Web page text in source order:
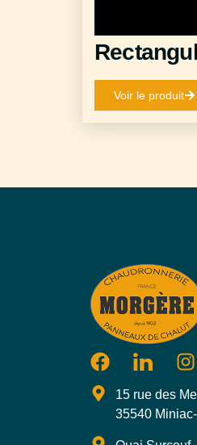
Voir le produit
15 rue des
35540